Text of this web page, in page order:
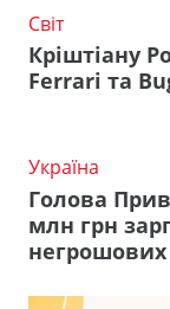
Світ
Кріштіану
Ferrari та
Україна
Голова
млн грн
негрошових